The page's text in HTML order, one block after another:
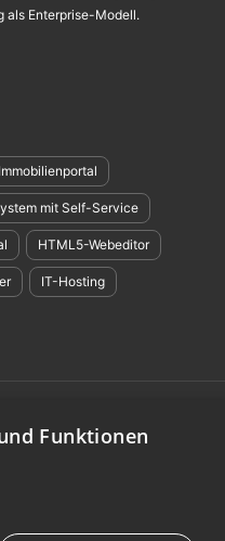
als Enterprise-Modell.
Immobilienportal
mit Self-Service
HTML5-Webeditor
IT-Hosting
-Barrierefreiheit-
Mehrwertsteuer.
„Du“ bietet keinen
Funktionen